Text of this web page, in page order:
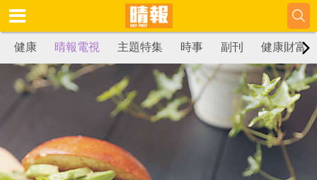
健康 晴報電視 主題特集 時事 副刊 健康財富